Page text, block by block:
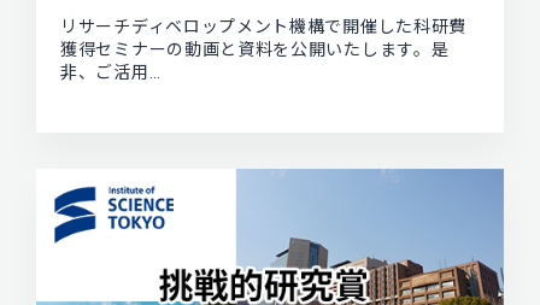
リサーチディベロップメント機構で開催した科研費
獲得セミナーの動画と資料を公開いたします。是
非、ご活用…